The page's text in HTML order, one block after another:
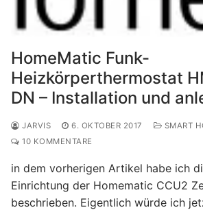
HomeMatic Funk-
Heizkörperthermostat
DN – Installation und
JARVIS 6. OKTOBER 2017
SMART
10 KOMMENTARE
in dem vorherigen Artikel habe ich
Einrichtung der Homematic CCU2
beschrieben. Eigentlich würde ich